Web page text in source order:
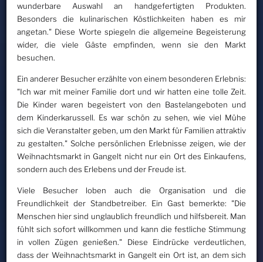
wunderbare Auswahl an handgefertigten Produkten.
Besonders die kulinarischen Köstlichkeiten haben es mir
angetan." Diese Worte spiegeln die allgemeine Begeisterung
wider, die viele Gäste empfinden, wenn sie den Markt
besuchen.
Ein anderer Besucher erzählte von einem besonderen Erlebnis:
"Ich war mit meiner Familie dort und wir hatten eine tolle Zeit.
Die Kinder waren begeistert von den Bastelangeboten und
dem Kinderkarussell. Es war schön zu sehen, wie viel Mühe
sich die Veranstalter geben, um den Markt für Familien attraktiv
zu gestalten." Solche persönlichen Erlebnisse zeigen, wie der
Weihnachtsmarkt in Gangelt nicht nur ein Ort des Einkaufens,
sondern auch des Erlebens und der Freude ist.
Viele Besucher loben auch die Organisation und die
Freundlichkeit der Standbetreiber. Ein Gast bemerkte: "Die
Menschen hier sind unglaublich freundlich und hilfsbereit. Man
fühlt sich sofort willkommen und kann die festliche Stimmung
in vollen Zügen genießen." Diese Eindrücke verdeutlichen,
dass der Weihnachtsmarkt in Gangelt ein Ort ist, an dem sich